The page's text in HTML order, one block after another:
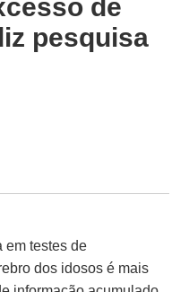
de
pesquisa
em testes de
dos idosos é mais